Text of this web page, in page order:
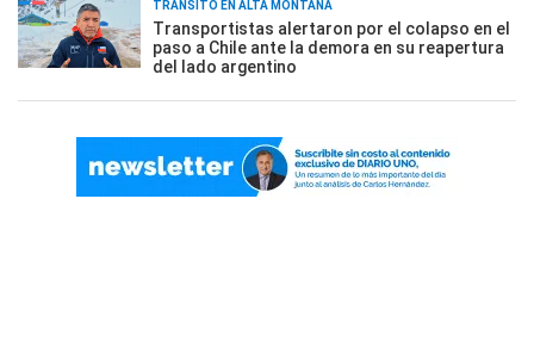
TRÁNSITO EN ALTA MONTAÑA
Transportistas alertaron por el colapso en el
paso a Chile ante la demora en su reapertura
del lado argentino